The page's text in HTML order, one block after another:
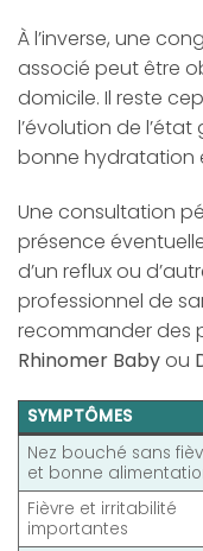
À l’inverse, une
associé peut être
domicile. Il reste
l’évolution de
bonne hydratation
Une consultation
présence
d’un reflux ou
professionnel de
recommander des
Rhinomer Babyou
SYMPTÔMES
Nez bouché sans
et bonne
Fièvre et irritabilité
importantes